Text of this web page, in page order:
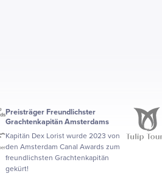
Preisträger Freundlichster
Grachtenkapitän Amsterdams
Kapitän Dex Lorist wurde 2023 von
den Amsterdam Canal Awards zum
freundlichsten Grachtenkapitän
gekürt!